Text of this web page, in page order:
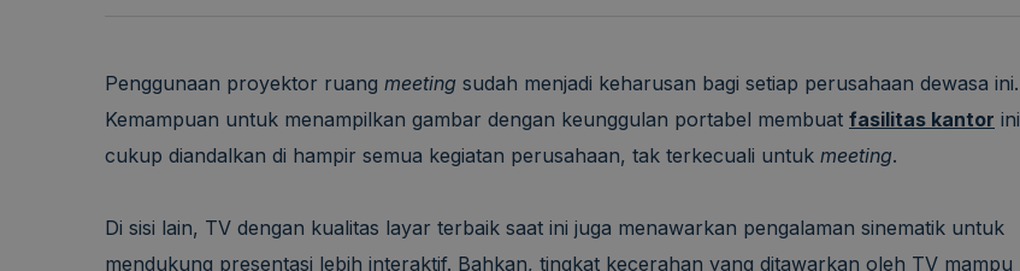
Penggunaan proyektor ruang meeting sudah menjadi keharusan bagi setiap perusahaan dewasa ini.
Kemampuan untuk menampilkan gambar dengan keunggulan portabel membuat fasilitas kantor ini
cukup diandalkan di hampir semua kegiatan perusahaan, tak terkecuali untuk meeting.
Di sisi lain, TV dengan kualitas layar terbaik saat ini juga menawarkan pengalaman sinematik untuk
mendukung presentasi lebih interaktif. Bahkan, tingkat kecerahan yang ditawarkan oleh TV mampu